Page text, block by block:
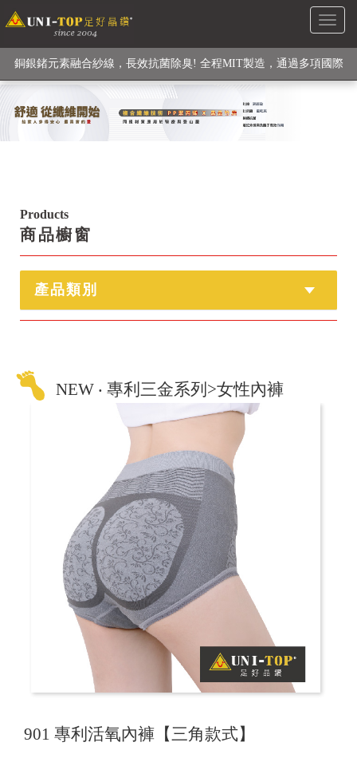
Toggle
銅銀鍺元素融合紗線，長效抗菌除臭! 全程MIT製造，通過多項國際
檢驗
【快來點我】H型銅銀纖維長效PP能量護膝! 支撐. 包覆感. 超透氣.
循環好
Products
商品櫥窗
產品類別
NEW ‧ 專利三金系列>女性內褲
901 專利活氧內褲【三角款式】